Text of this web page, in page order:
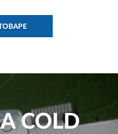
COLD